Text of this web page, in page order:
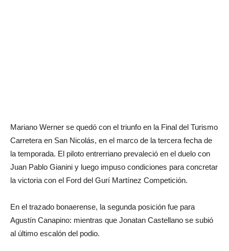
Mariano Werner se quedó con el triunfo en la Final del Turismo
Carretera en San Nicolás, en el marco de la tercera fecha de
la temporada. El piloto entrerriano prevaleció en el duelo con
Juan Pablo Gianini y luego impuso condiciones para concretar
la victoria con el Ford del Gurí Martínez Competición.
En el trazado bonaerense, la segunda posición fue para
Agustín Canapino: mientras que Jonatan Castellano se subió
al último escalón del podio.